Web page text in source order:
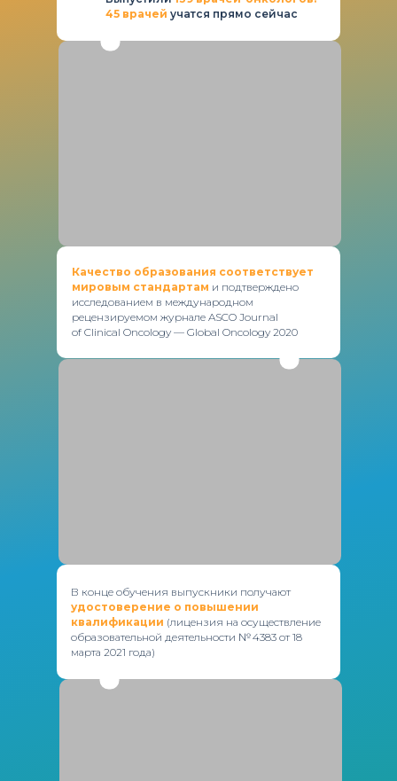
Качество образования соответствует
мировым стандартам и подтверждено
исследованием в международном
рецензируемом журнале ASCO Journal
of Clinical Oncology — Global Oncology 2020
В конце обучения выпускники получают
удостоверение о повышении
квалификации (лицензия на осуществление
образовательной деятельности № 4383 от 18
марта 2021 года)
45 врачей учатся прямо сейчас